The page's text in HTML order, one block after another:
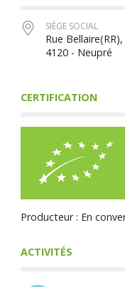
SIÈGE SOCIAL
Rue
4120 - Neupré
CERTIFICATION
Producteur : En
ACTIVITÉS